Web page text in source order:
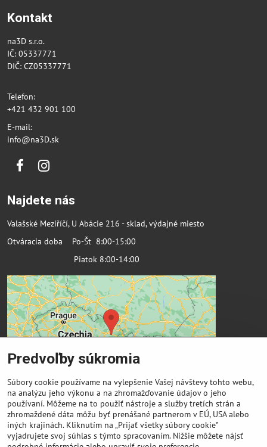
Kontakt
na3D s.r.o.
IČ: 05337771
DIČ: CZ05337771
Telefon:
+421 432 901 100
E-mail:
info@na3D.sk
FacebookInstagram
Najdete nás
Valašské Meziříčí, U Abácie 216 - sklad, výdajné miesto
Otváracia doba Po-Št 8:00-15:00
Piatok 8:00-14:00
Dôležité odkazy
Predvoľby súkromia
Súbory cookie používame na vylepšenie Vašej návštevy tohto webu,
na analýzu jeho výkonu a na zhromažďovanie údajov o jeho
používaní. Môžeme na to použiť nástroje a služby tretích strán a
zhromaždené dáta môžu byť prenášané partnerom v EÚ, USA alebo
iných krajinách. Kliknutím na „Prijať všetky súbory cookie"
vyjadrujete svoj súhlas s týmto spracovaním. Nižšie môžete nájsť